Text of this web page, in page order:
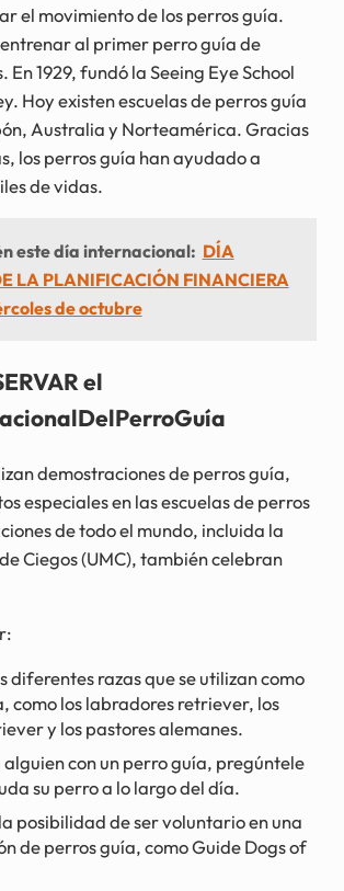
el movimiento de los perros guía.
al primer perro guía de
En 1929, fundó la Seeing Eye School
Hoy existen escuelas de perros guía
Australia y Norteamérica. Gracias
los perros guía han ayudado a
de vidas.
este día internacional: DÍA
LA PLANIFICACIÓN FINANCIERA
de octubre
el
demostraciones de perros guía,
especiales en las escuelas de perros
de todo el mundo, incluida la
Ciegos (UMC), también celebran
diferentes razas que se utilizan como
como los labradores retriever, los
y los pastores alemanes.
alguien con un perro guía, pregúntele
su perro a lo largo del día.
posibilidad de ser voluntario en una
de perros guía, como Guide Dogs of